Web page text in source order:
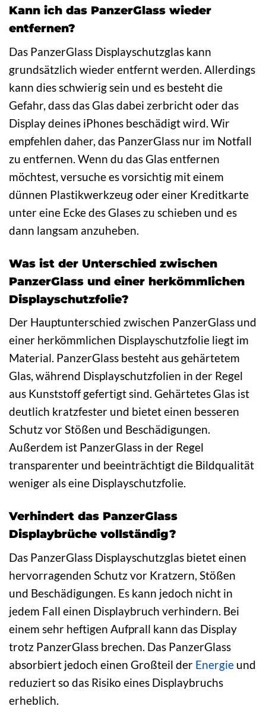
Kann ich das PanzerGlass wieder
entfernen?
Das PanzerGlass Displayschutzglas kann
grundsätzlich wieder entfernt werden. Allerdings
kann dies schwierig sein und es besteht die
Gefahr, dass das Glas dabei zerbricht oder das
Display deines iPhones beschädigt wird. Wir
empfehlen daher, das PanzerGlass nur im Notfall
zu entfernen. Wenn du das Glas entfernen
möchtest, versuche es vorsichtig mit einem
dünnen Plastikwerkzeug oder einer Kreditkarte
unter eine Ecke des Glases zu schieben und es
dann langsam anzuheben.
Was ist der Unterschied zwischen
PanzerGlass und einer herkömmlichen
Displayschutzfolie?
Der Hauptunterschied zwischen PanzerGlass und
einer herkömmlichen Displayschutzfolie liegt im
Material. PanzerGlass besteht aus gehärtetem
Glas, während Displayschutzfolien in der Regel
aus Kunststoff gefertigt sind. Gehärtetes Glas ist
deutlich kratzfester und bietet einen besseren
Schutz vor Stößen und Beschädigungen.
Außerdem ist PanzerGlass in der Regel
transparenter und beeinträchtigt die Bildqualität
weniger als eine Displayschutzfolie.
Verhindert das PanzerGlass
Displaybrüche vollständig?
Das PanzerGlass Displayschutzglas bietet einen
hervorragenden Schutz vor Kratzern, Stößen
und Beschädigungen. Es kann jedoch nicht in
jedem Fall einen Displaybruch verhindern. Bei
einem sehr heftigen Aufprall kann das Display
trotz PanzerGlass brechen. Das PanzerGlass
absorbiert jedoch einen Großteil der Energie und
reduziert so das Risiko eines Displaybruchs
erheblich.